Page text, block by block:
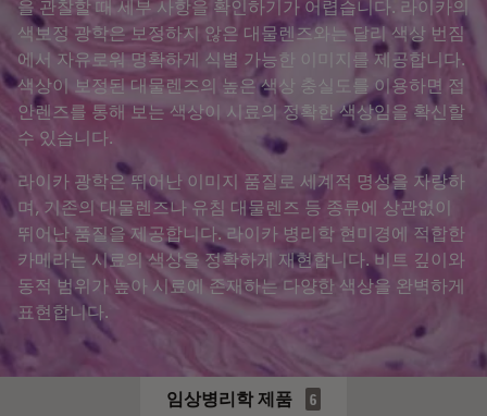
을 관찰할 때 세부 사항을 확인하기가 어렵습니다. 라이카의
색보정 광학은 보정하지 않은 대물렌즈와는 달리 색상 번짐
에서 자유로워 명확하게 식별 가능한 이미지를 제공합니다.
색상이 보정된 대물렌즈의 높은 색상 충실도를 이용하면 접
안렌즈를 통해 보는 색상이 시료의 정확한 색상임을 확신할
수 있습니다.
라이카 광학은 뛰어난 이미지 품질로 세계적 명성을 자랑하
며, 기존의 대물렌즈나 유침 대물렌즈 등 종류에 상관없이
뛰어난 품질을 제공합니다. 라이카 병리학 현미경에 적합한
카메라는 시료의 색상을 정확하게 재현합니다. 비트 깊이와
동적 범위가 높아 시료에 존재하는 다양한 색상을 완벽하게
표현합니다.
임상병리학 제품 6